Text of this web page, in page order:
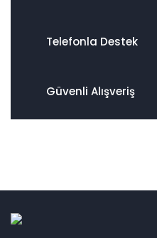
Telefonla Destek
Güvenli Alışveriş